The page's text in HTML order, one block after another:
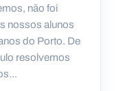
não foi
nossos alunos
do Porto. De
resolvemos